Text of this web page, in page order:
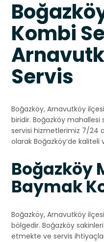
Kombi
Servis
Boğazköy, Arnavutköy
biridir. Boğazköy
servisi hizmetlerimiz 7/24
olarak Boğazköy’de kaliteli
Boğazköy
Baymak
Boğazköy, Arnavutköy
bölgedir. Boğazköy
etmekte ve servis